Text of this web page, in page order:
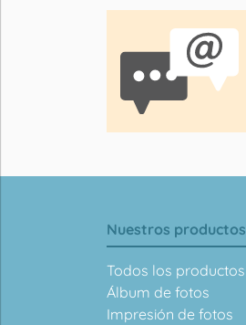
Nuestros productos
Todos los productos
Álbum de fotos
Impresión de fotos